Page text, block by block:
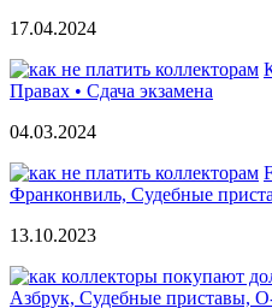
17.04.2024
Правах • Сдача экзамена
04.03.2024
Франконвиль, Судебные
13.10.2023
Азбрук, Судебные приставы,